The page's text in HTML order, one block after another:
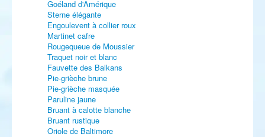
Goéland d'Amérique
Sterne élégante
Engoulevent à collier roux
Martinet cafre
Rougequeue de Moussier
Traquet noir et blanc
Fauvette des Balkans
Pie-grièche brune
Pie-grièche masquée
Paruline jaune
Bruant à calotte blanche
Bruant rustique
Oriole de Baltimore